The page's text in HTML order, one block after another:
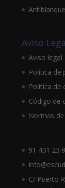
Aviso
Aviso legal
Política de
Política de
Código de
Normas
91 431 23
C/ Puerto